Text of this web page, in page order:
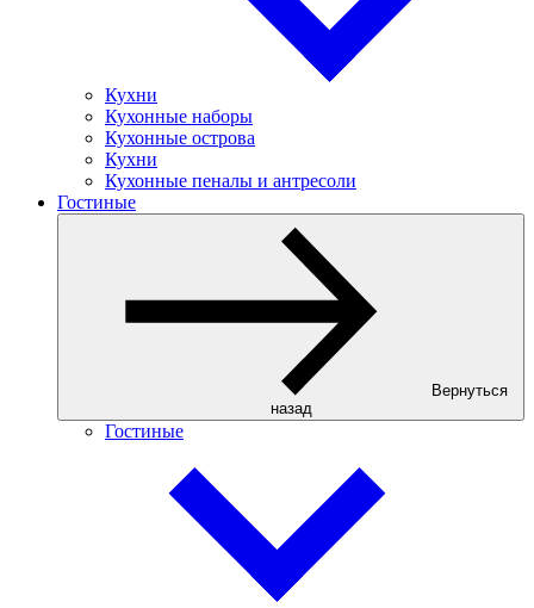
Кухни
Кухонные наборы
Кухонные острова
Кухни
Кухонные пеналы и антресоли
Гостиные
Вернуться
назад
Гостиные